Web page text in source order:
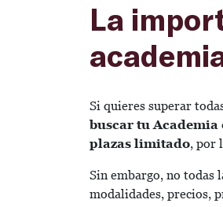
La
Si quieres superar
buscar tu Academia
plazas limitado, por
Sin embargo, no todas
modalidades, precios,